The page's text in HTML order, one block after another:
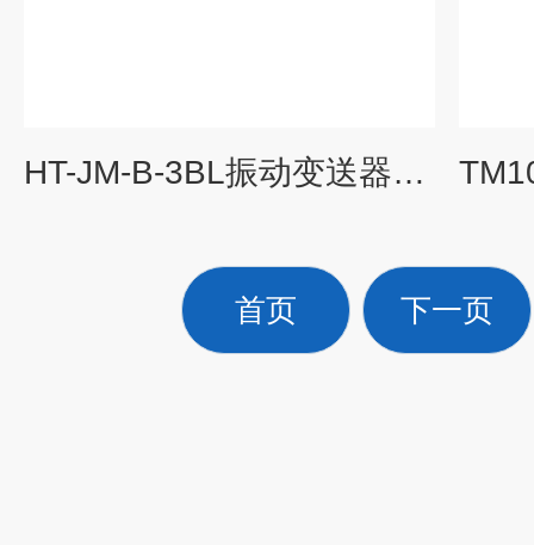
HT-JM-B-3BL振动变送器说明
首页 下一页